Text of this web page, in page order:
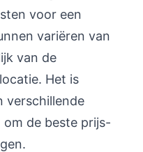
voor een
variëren van
van de
Het is
verschillende
de beste prijs-